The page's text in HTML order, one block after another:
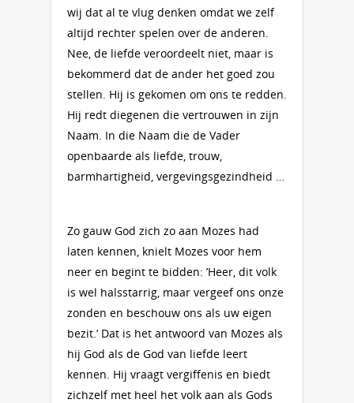
wij dat al te vlug denken omdat we zelf
altijd rechter spelen over de anderen.
Nee, de liefde veroordeelt niet, maar is
bekommerd dat de ander het goed zou
stellen. Hij is gekomen om ons te redden.
Hij redt diegenen die vertrouwen in zijn
Naam. In die Naam die de Vader
openbaarde als liefde, trouw,
barmhartigheid, vergevingsgezind­heid …
Zo gauw God zich zo aan Mozes had
laten kennen, knielt Mozes voor hem
neer en begint te bidden: ’Heer, dit volk
is wel halsstarrig, maar vergeef ons onze
zonden en beschouw ons als uw eigen
bezit.’ Dat is het antwoord van Mozes als
hij God als de God van liefde leert
kennen. Hij vraagt vergiffenis en biedt
zichzelf met heel het volk aan als Gods